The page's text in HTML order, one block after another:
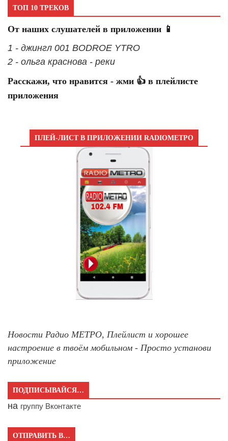
ТОП 10 ТРЕКОВ
От наших слушателей в приложении 📱
1 - джингл 001 BODROE YTRO
2 - ольга краснова - реки
Расскажи, что нравится - жми 👍 в плейлисте
приложения
ПЛЕЙ-ЛИСТ В ПРИЛОЖЕНИИ RADIOМЕТРО
Новости Радио МЕТРО, Плейлист и хорошее
настроение в твоём мобильном - Просто установи
приложение
ПОДПИСЫВАЙСЯ…
на группу Вконтакте
ОТПРАВИТЬ В…